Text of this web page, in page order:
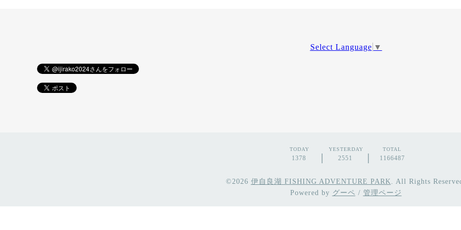
Select Language ▼
TODAY
1378
YESTERDAY
2551
TOTAL
1166487
©2026 伊自良湖 FISHING ADVENTURE PARK . All Rights
Powered by グーペ / 管理ページ